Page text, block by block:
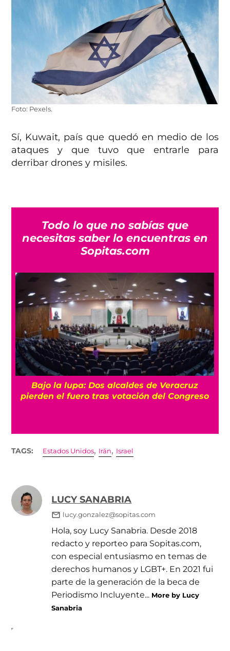
Foto: Pexels.
Sí, Kuwait, país que quedó en medio de los
ataques y que tuvo que entrarle para
derribar drones y misiles.
Todo lo que no sabías que
necesitas saber lo encuentras en
Sopitas.com
Bajo la lupa: Dos alcaldes de Veracruz
pierden el fuero tras votación del Congreso
TAGS: Estados Unidos, Irán, Israel
LUCY SANABRIA
lucy.gonzalez@sopitas.com
Hola, soy Lucy Sanabria. Desde 2018
redacto y reporteo para Sopitas.com,
con especial entusiasmo en temas de
derechos humanos y LGBT+. En 2021 fui
parte de la generación de la beca de
Periodismo Incluyente... More by Lucy
Sanabria